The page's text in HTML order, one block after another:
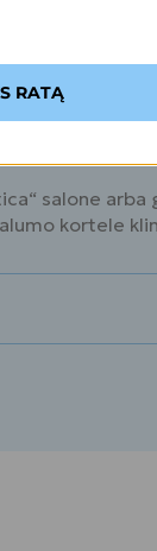
salone
kortele
RATĄ